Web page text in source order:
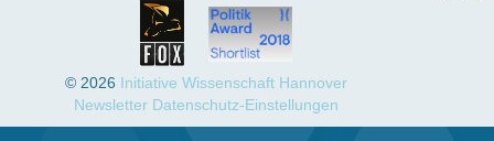
© 2026 Initiative Wissenschaft Hannover
Newsletter Datenschutz-Einstellungen